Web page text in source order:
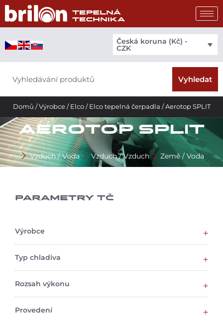
Přeskočit
obsah
Česká koruna (Kč) -
CZK
Vyhledat
Domů /Výrobce/ Elco/ Elco tepelná čerpadla / Aerotop SPLIT
AEROTOP SPLIT
Vzduch / Voda Vzduch / Vzduch Země / Voda
PARAMETRY TČ
Výrobce
Typ chladiva
Rozsah výkonu
Provedení